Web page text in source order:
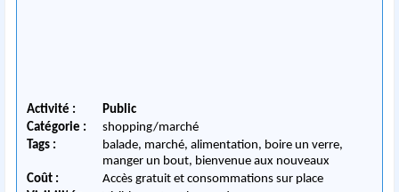
Activité :
Public
Catégorie :
shopping/marché
Tags :
balade, marché, alimentation, boire un verre,
manger un bout, bienvenue aux nouveaux
Coût :
Accès gratuit et consommations sur place